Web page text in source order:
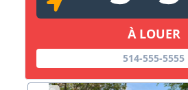
À LOUER
514-555-5555
Copier lien
X